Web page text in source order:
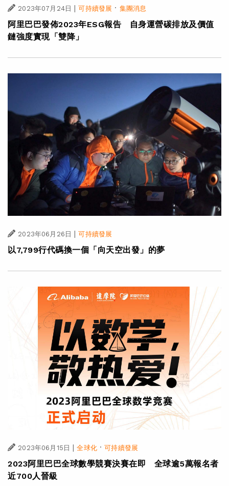
2023年07月24日 | 可持續發展 · 集團消息
阿里巴巴發佈2023年ESG報告 自身運營碳排放及價值
鏈強度實現「雙降」
2023年06月26日 | 可持續發展
以7,799行代碼換一個「向天空出發」的夢
2023年06月15日 | 全球化·可持續發展
2023阿里巴巴全球數學競賽決賽在即 全球逾5萬報名者
近700人晉級